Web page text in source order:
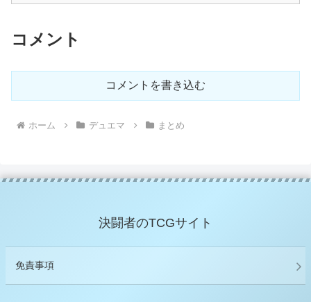
コメント
コメントを書き込む
ホーム デュエマ まとめ
決闘者のTCGサイト
免責事項